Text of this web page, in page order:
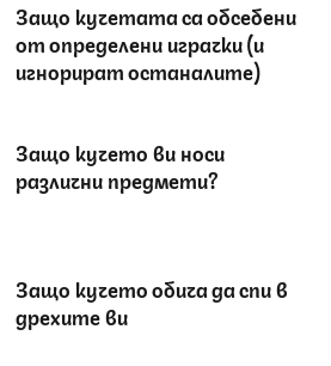
Защо кучетата са обсебени
от определени играчки (и
игнорират останалите)
Защо кучето ви носи
различни предмети?
Защо кучето обича да спи в
дрехите ви